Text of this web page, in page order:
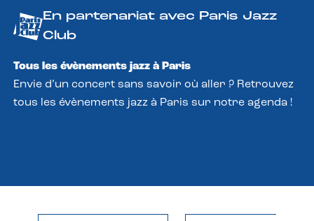
En partenariat avec Paris Jazz
Club
Tous les évènements jazz à Paris
Envie d’un concert sans savoir où aller ? Retrouvez
tous les évènements jazz à Paris sur notre agenda !